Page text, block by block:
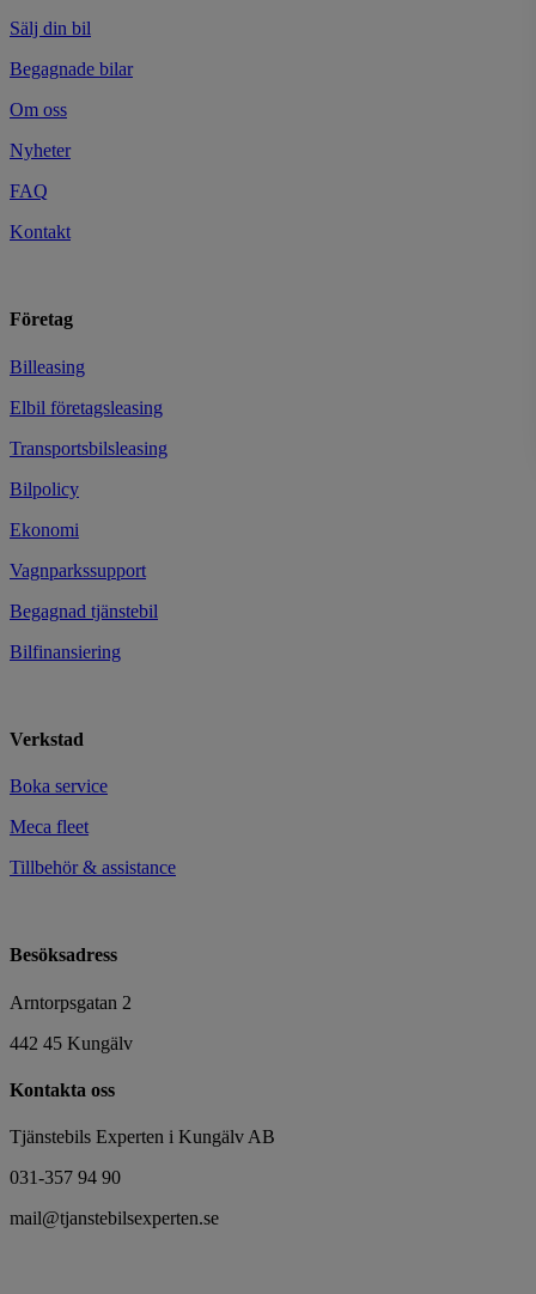
Sälj din bil
Begagnade bilar
Om oss
Nyheter
FAQ
Kontakt
Företag
Billeasing
Elbil företagsleasing
Transportsbilsleasing
Bilpolicy
Ekonomi
Vagnparkssupport
Begagnad tjänstebil
Bilfinansiering
Verkstad
Boka service
Meca fleet
Tillbehör & assistance
Besöksadress
Arntorpsgatan 2
442 45 Kungälv
Kontakta oss
Tjänstebils Experten i Kungälv AB
031-357 94 90
mail@tjanstebilsexperten.se